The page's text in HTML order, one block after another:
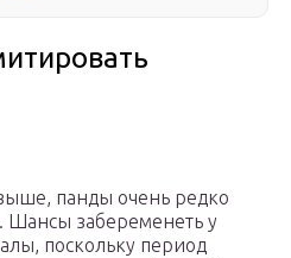
панды очень редко
Шансы забеременеть у
поскольку период